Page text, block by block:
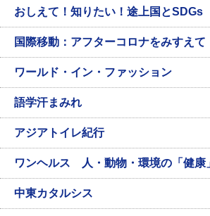
おしえて！知りたい！途上国とSDGs
国際移動：アフターコロナをみすえて
ワールド・イン・ファッション
語学汗まみれ
アジアトイレ紀行
ワンヘルス 人・動物・環境の「健康
中東カタルシス